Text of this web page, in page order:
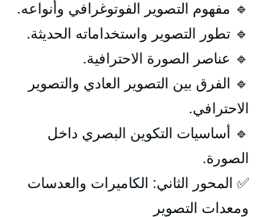
🔹 مفهوم التصوير الفوتوغرافي وأنواعه.
🔹 تطور التصوير واستخداماته الحديثة.
🔹 عناصر الصورة الاحترافية.
🔹 الفرق بين التصوير العادي والتصوير
الاحترافي.
🔹 أساسيات التكوين البصري داخل
الصورة.
✅ المحور الثاني: الكاميرات والعدسات
ومعدات التصوير